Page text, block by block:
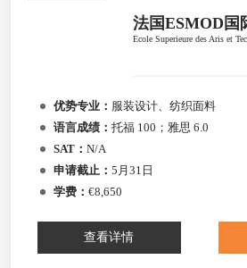
法国ESMOD国
Ecole Superieure des Aris et
优势专业： 服装设计、纺织面料
语言成绩： 托福 100；雅思 6.0
SAT： N/A
申请截止： 5月31日
学费： €8,650
查看详情